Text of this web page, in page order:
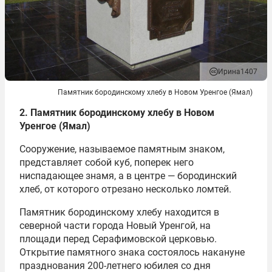
Ирина1407
Памятник бородинскому хлебу в Новом Уренгое (Ямал)
2. Памятник бородинскому хлебу в Новом
Уренгое (Ямал)
Сооружение, называемое памятным знаком,
представляет собой куб, поперек него
ниспадающее знамя, а в центре — бородинский
хлеб, от которого отрезано несколько ломтей.
Памятник бородинскому хлебу находится в
северной части города Новый Уренгой, на
площади перед Серафимовской церковью.
Открытие памятного знака состоялось накануне
празднования 200-летнего юбилея со дня